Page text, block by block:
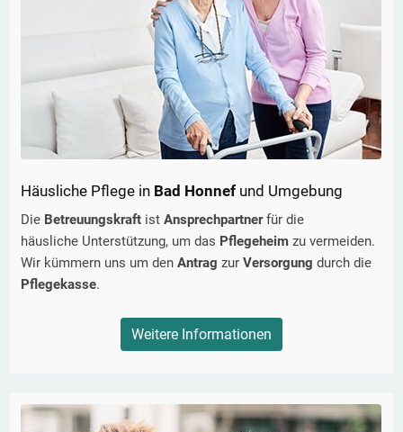
Häusliche Pflege in Bad Honnef und Umgebung
Die Betreuungskraft ist Ansprechpartnerfür die
häusliche Unterstützung, um das Pflegeheim zu vermeiden.
Wir kümmern uns um den Antrag zur Versorgung durch die
Pflegekasse.
Weitere Informationen